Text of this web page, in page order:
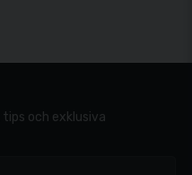
tips och exklusiva